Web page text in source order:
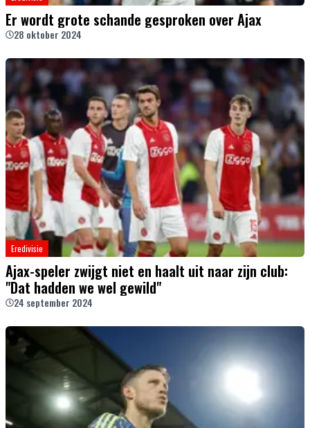
Er wordt grote schande gesproken over Ajax
28 oktober 2024
Eredivisie
Ajax-speler zwijgt niet en haalt uit naar zijn club:
"Dat hadden we wel gewild"
24 september 2024